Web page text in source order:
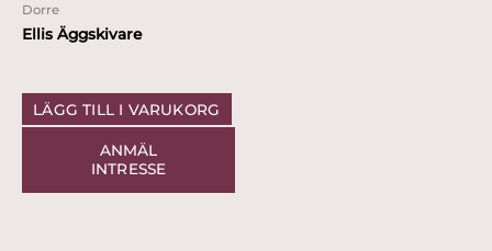
Dorre
Ellis Äggskivare
LÄGG TILL I VARUKORG
ANMÄL
INTRESSE